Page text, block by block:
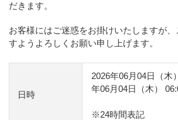
だきます。
お客様にはご迷惑をお掛けいたしますが、
すようよろしくお願い申し上げます。
日時
2026年06月04日（木
年06月04日（木）
※24時間表記